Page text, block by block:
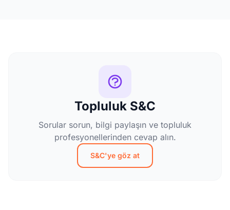
Topluluk S&C
Sorular sorun, bilgi paylaşın ve topluluk
profesyonellerinden cevap alın.
S&C'ye göz at